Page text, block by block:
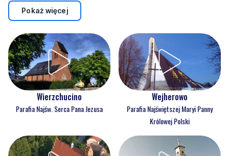
Pokaż więcej
Wierzchucino
Parafia Najśw. Serca Pana Jezusa
Wejherowo
Parafia Najświętszej Maryi Panny
Królowej Polski